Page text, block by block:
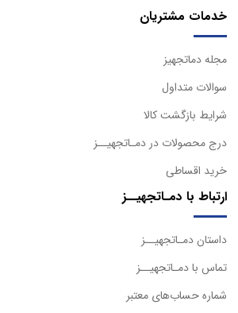
خدمات مشتریان
مجله دماتجهیز
سوالات متداول
شرایط بازگشت کالا
درج محصولات در دمـاتجهیــز
خرید اقساطی
ارتباط با دمـاتجهیــز
داستان دمـاتجهیــز
تماس با دمـاتجهیــز
شماره حساب‌های معتبر